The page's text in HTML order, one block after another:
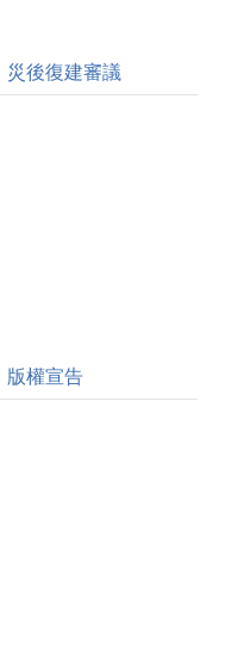
災後復建審議
版權宣告